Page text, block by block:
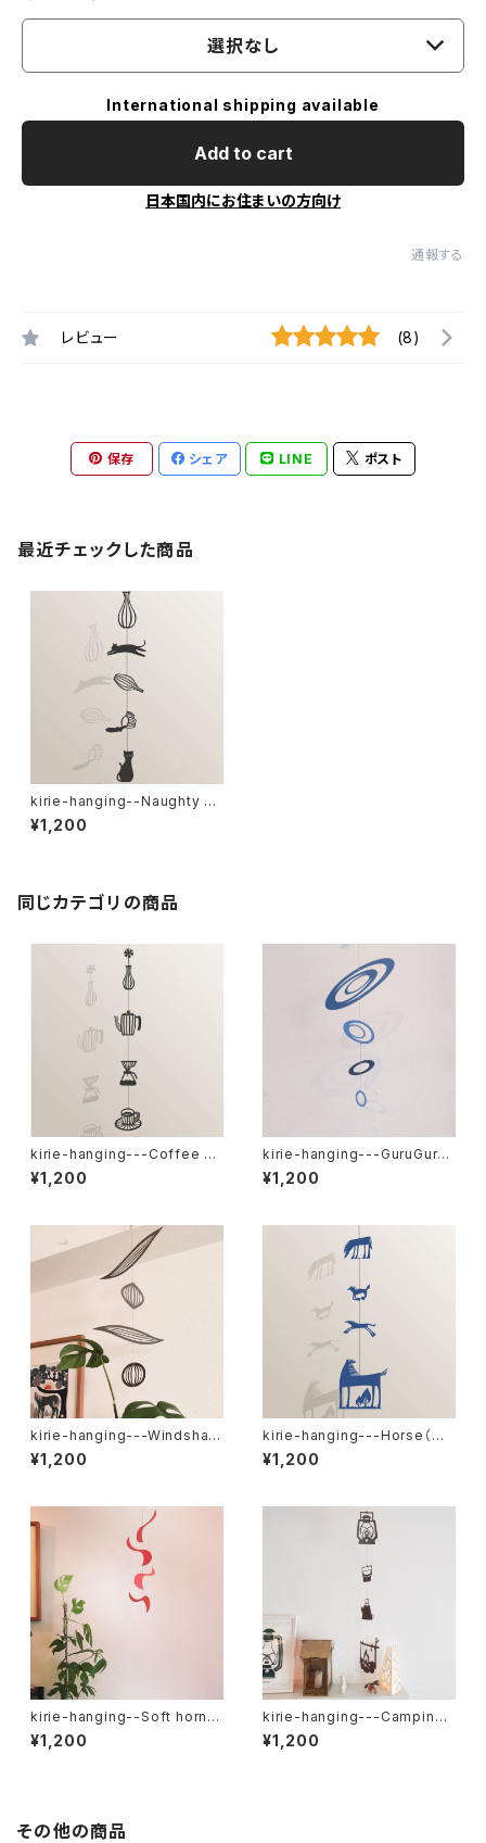
選択なし
International shipping available
Add to cart
日本国内にお住まいの方向け
通報する
レビュー (8)
保存 シェア LINE ポスト
最近チェックした商品
kirie-hanging--Naughty Ca
t（ペーパーオーナメント・イタズ
ラ猫）
¥1,200
同じカテゴリの商品
kirie-hanging---Coffee br
eak（ペーパーオーナメント・コ
ーヒーブレイク）
¥1,200
kirie-hanging---GuruGuru r
ing（ペーパーオーナメント）
¥1,200
kirie-hanging---Windshap
e（ハンギングモビール）
¥1,200
kirie-hanging---Horse（ペ
ーパーオーナメント・ウマ）
¥1,200
kirie-hanging--Soft horn
（ペーパーオーナメント）
¥1,200
kirie-hanging---Camping
（ペーパーオーナメント・キャン
プ）
¥1,200
その他の商品